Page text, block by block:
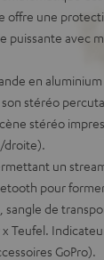
offre une
puissante avec
en aluminium
stéréo
stéréo
droite).
un
pour
sangle de
Teufel.
GoPro).